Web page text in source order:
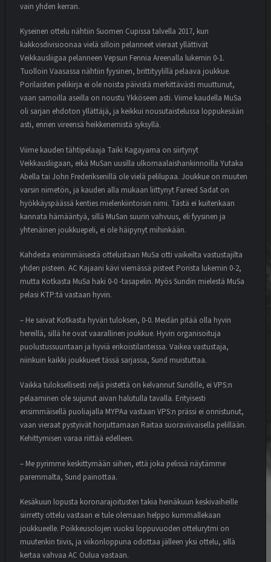
vain yhden kerran.
Kyseinen ottelu nähtiin Suomen Cupissa talvella 2017, kun
kakkosdivisioonaa vielä silloin pelanneet vieraat yllättivät
Veikkausliigaa pelanneen Vepsun Fennia Areenalla lukemin 0-1.
Tuolloin Vaasassa nähtiin fyysinen, brittityylillä pelaava joukkue.
Porilaisten pelikirja ei ole noista päivistä merkittävästi muuttunut,
vaan samoilla aseilla on noustu Ykköseen asti. Viime kaudella MuSa
oli sarjan ehdoton yllättäjä, ja keikkui nousutaistelussa loppukesään
asti, ennen vireensä heikkenemistä syksyllä.
Viime kauden tähtipelaaja Taiki Kagayama on siirtynyt
Veikkausliigaan, eikä MuSan uusilla ulkomaalaishankinnoilla Yutaka
Abella tai John Frederiksenillä ole vielä pelilupaa. Joukkue on muuten
varsin nimetön, ja kauden alla mukaan liittynyt Fareed Sadat on
hyökkäyspäässä kenties mielenkiintoisin nimi. Tästä ei kuitenkaan
kannata hämääntyä, sillä MuSan suurin vahvuus, eli fyysinen ja
yhtenäinen joukkuepeli, ei ole häipynyt mihinkään.
Kahdesta ensimmäisestä ottelustaan MuSa otti vaikeilta vastustajilta
yhden pisteen. AC Kajaani kävi viemässä pisteet Porista lukemin 0-2,
mutta Kotkasta MuSa haki 0-0 -tasapelin. Myös Sundin mielestä MuSa
pelasi KTP:tä vastaan hyvin.
– He saivat Kotkasta hyvän tuloksen, 0-0. Meidän pitää olla hyvin
hereillä, sillä he ovat vaarallinen joukkue. Hyvin organisoituja
puolustussuuntaan ja hyviä erikoistilanteissa. Vaikea vastustaja,
niinkuin kaikki joukkueet tässä sarjassa, Sund muistuttaa.
Vaikka tuloksellisesti neljä pistettä on kelvannut Sundille, ei VPS:n
pelaaminen ole sujunut aivan halutulla tavalla. Erityisesti
ensimmäisellä puoliajalla MYPAa vastaan VPS:n prässi ei onnistunut,
vaan vieraat pystyivät horjuttamaan Raitaa suoraviivaisella pelillään.
Kehittymisen varaa riittää edelleen.
– Me pyrimme keskittymään siihen, että joka pelissä näytämme
paremmalta, Sund painottaa.
Kesäkuun lopusta koronarajoitusten takia heinäkuun keskivaiheille
siirretty ottelu vastaan ei tule olemaan helppo kummallekaan
joukkueelle. Poikkeusolojen vuoksi loppuvuoden ottelurytmi on
muutenkin tiivis, ja viikonloppuna odottaa jälleen yksi ottelu, sillä
kertaa vahvaa AC Oulua vastaan.